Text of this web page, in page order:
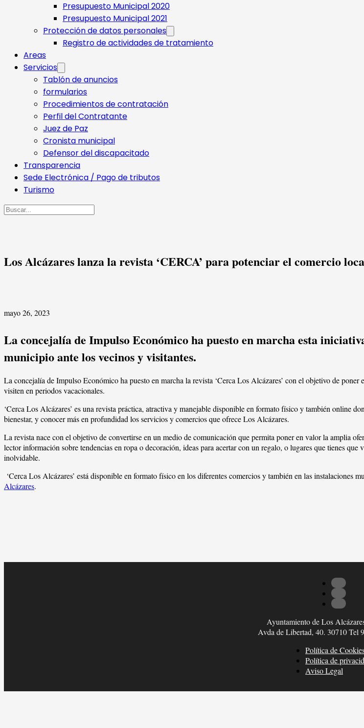
Presupuesto Municipal 2020
Presupuesto Municipal 2021
Protección de datos personales
Registro de actividades de tratamiento
Areas
Servicios
Tablón de anuncios
formularios
Procedimientos de contratación
Perfil del Contratante
Juez de Paz
Cronista municipal
Defensor del discapacitado
Transparencia
Sede Electrónica / Pago de tributos
Turismo
Buscar
Los Alcázares lanza la revista ‘CERCA’ para potenciar el comercio
mayo 26, 2023
La concejalía de Impulso Económico ha puesto en marcha esta
municipio ante los vecinos y visitantes.
La concejalía de Impulso Económico ha puesto en marcha la revista ‘Cerca Los Alcázares’ con el objetivo de
visiten en periodos vacacionales.
‘Cerca Los Alcázares’ es una revista práctica, atractiva y manejable disponible en formato físico y también online
bienestar, y conocer más en profundidad los servicios y comercios que ofrece Los Alcázares.
La revista nace con el objetivo de convertirse en un medio de comunicación que permita poner en valor la amplia
lector información sobre tendencias en ropa o decoración, ideas para acertar con un regalo, o lugares que tienes
inolvidable.
‘Cerca Los Alcázares’ está disponible en formato físico en los diferentes comercios y también en las instalaciones
Alcázares.
Ayuntamiento de Los
Avda de Libertad, 40. 30710 Tel
Política de
Política de
Aviso Legal